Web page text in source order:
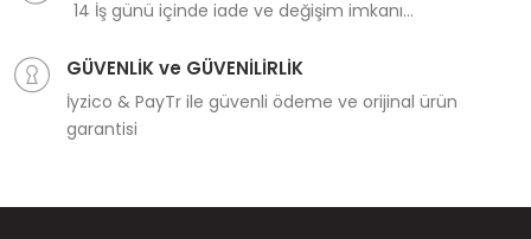
14 İş günü içinde iade ve değişim imkanı...
GÜVENLİK ve GÜVENİLİRLİK
İyzico & PayTr ile güvenli ödeme ve orijinal ürün
garantisi